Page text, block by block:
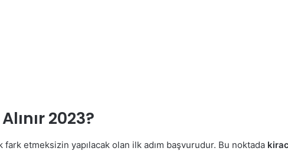
2023?
etmeksizin yapılacak olan ilk adım başvurudur. Bu noktada